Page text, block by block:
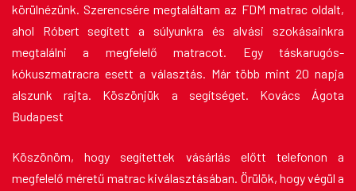
körülnézünk. Szerencsére megtaláltam az FDM matrac oldalt,
ahol Róbert segített a súlyunkra és alvási szokásainkra
megtalálni a megfelelő matracot. Egy táskarugós-
kókuszmatracra esett a választás. Már több mint 20 napja
alszunk rajta. Köszönjük a segítséget. Kovács Ágota
Budapest
Köszönöm, hogy segítettek vásárlás előtt telefonon a
megfelelő méretű matrac kiválasztásában. Örülök, hogy végül a